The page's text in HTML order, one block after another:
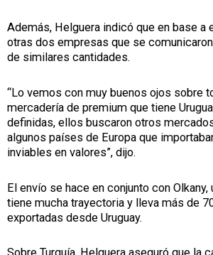
Además, Helguera indicó que en base a
otras dos empresas que se
de similares cantidades.
“Lo vemos con muy buenos ojos sobre
mercadería de premium que tiene
definidas, ellos buscaron otros
algunos países de Europa que
inviables en valores”, dijo.
El envío se hace en conjunto con Olkany,
tiene mucha trayectoria y lleva más de
exportadas desde Uruguay.